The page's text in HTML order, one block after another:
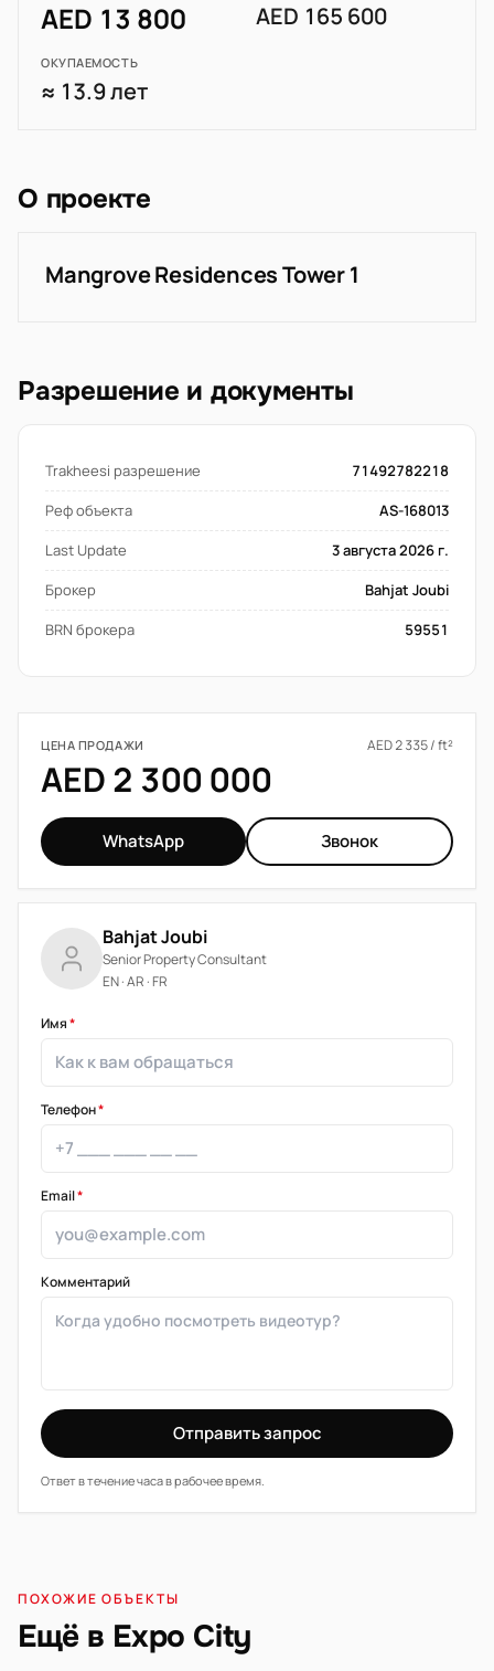
AED 13 800 AED 165 600
ОКУПАЕМОСТЬ
≈ 13.9 лет
О проекте
Mangrove Residences Tower 1
Разрешение и документы
Trakheesi разрешение
71492782218
Реф объекта
AS-168013
Last Update
3 августа 2026 г.
Брокер
Bahjat Joubi
BRN брокера
59551
ЦЕНА ПРОДАЖИ AED 2 335 / ft²
AED 2 300 000
WhatsApp Звонок
Bahjat Joubi
Senior Property Consultant
EN · AR · FR
Имя*
Телефон*
Email*
Комментарий
Отправить запрос
Ответ в течение часа в рабочее время.
ПОХОЖИЕ ОБЪЕКТЫ
Ещё в Expo City